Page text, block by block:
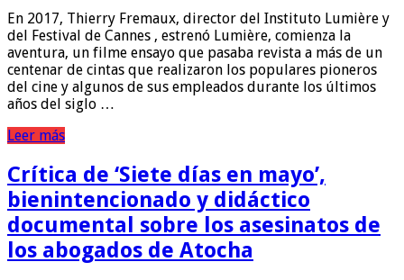
En 2017, Thierry Fremaux, director del Instituto Lumière y
del Festival de Cannes , estrenó Lumière, comienza la
aventura, un filme ensayo que pasaba revista a más de un
centenar de cintas que realizaron los populares pioneros
del cine y algunos de sus empleados durante los últimos
años del siglo …
Leer más
Crítica de ‘Siete días en mayo’,
bienintencionado y didáctico
documental sobre los asesinatos de
los abogados de Atocha